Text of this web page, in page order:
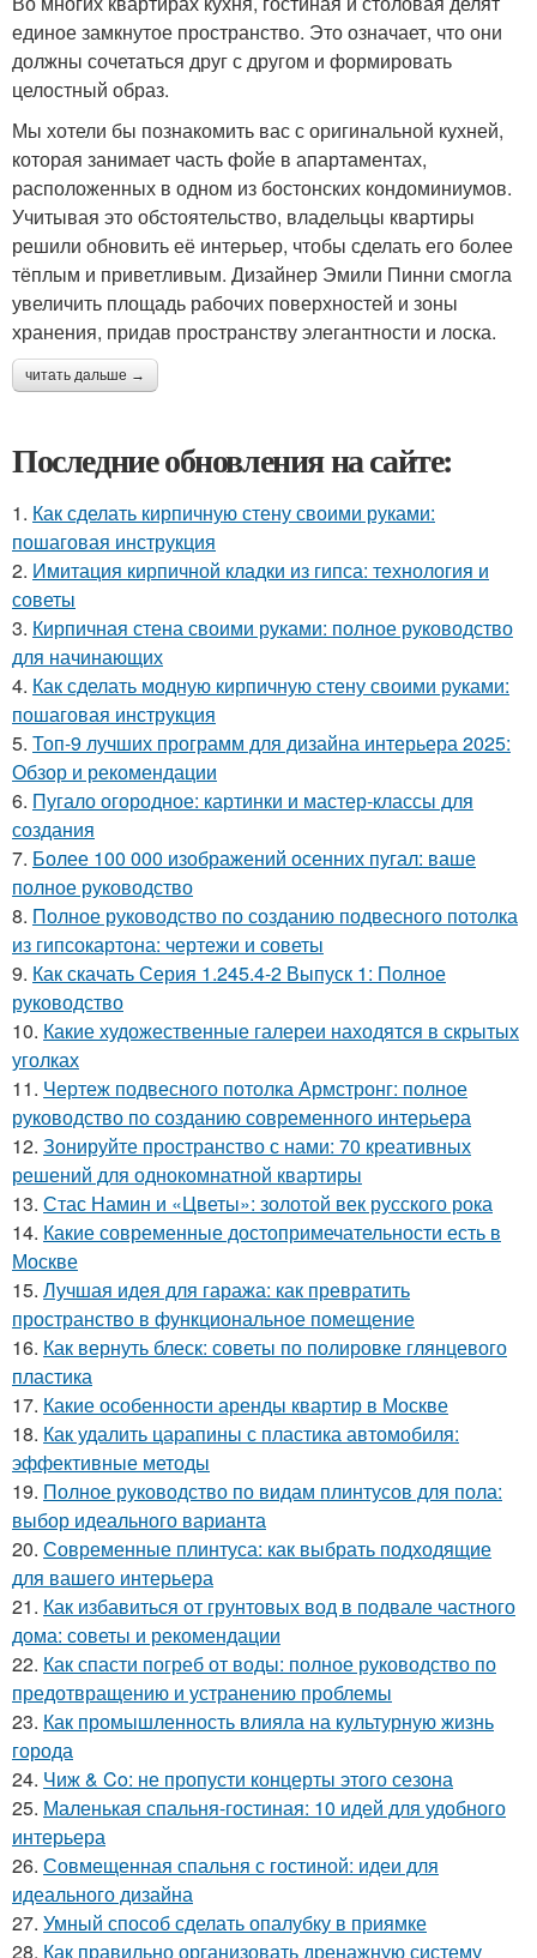
единое замкнутое пространство. Это означает, что они
должны сочетаться друг с другом и формировать
целостный образ.
Мы хотели бы познакомить вас с оригинальной кухней,
которая занимает часть фойе в апартаментах,
расположенных в одном из бостонских кондоминиумов.
Учитывая это обстоятельство, владельцы квартиры
решили обновить её интерьер, чтобы сделать его более
тёплым и приветливым. Дизайнер Эмили Пинни смогла
увеличить площадь рабочих поверхностей и зоны
хранения, придав пространству элегантности и лоска.
читать дальше →
Последние обновления на сайте:
1. Как сделать кирпичную стену своими руками:
пошаговая инструкция
2. Имитация кирпичной кладки из гипса: технология и
советы
3. Кирпичная стена своими руками: полное руководство
для начинающих
4. Как сделать модную кирпичную стену своими руками:
пошаговая инструкция
5. Топ-9 лучших программ для дизайна интерьера 2025:
Обзор и рекомендации
6. Пугало огородное: картинки и мастер-классы для
создания
7. Более 100 000 изображений осенних пугал: ваше
полное руководство
8. Полное руководство по созданию подвесного потолка
из гипсокартона: чертежи и советы
9. Как скачать Серия 1.245.4-2 Выпуск 1: Полное
руководство
10. Какие художественные галереи находятся в скрытых
уголках
11. Чертеж подвесного потолка Армстронг: полное
руководство по созданию современного интерьера
12. Зонируйте пространство с нами: 70 креативных
решений для однокомнатной квартиры
13. Стас Намин и «Цветы»: золотой век русского рока
14. Какие современные достопримечательности есть в
Москве
15. Лучшая идея для гаража: как превратить
пространство в функциональное помещение
16. Как вернуть блеск: советы по полировке глянцевого
пластика
17. Какие особенности аренды квартир в Москве
18. Как удалить царапины с пластика автомобиля:
эффективные методы
19. Полное руководство по видам плинтусов для пола:
выбор идеального варианта
20. Современные плинтуса: как выбрать подходящие
для вашего интерьера
21. Как избавиться от грунтовых вод в подвале частного
дома: советы и рекомендации
22. Как спасти погреб от воды: полное руководство по
предотвращению и устранению проблемы
23. Как промышленность влияла на культурную жизнь
города
24. Чиж & Co: не пропусти концерты этого сезона
25. Маленькая спальня-гостиная: 10 идей для удобного
интерьера
26. Совмещенная спальня с гостиной: идеи для
идеального дизайна
27. Умный способ сделать опалубку в приямке
28. Как правильно организовать дренажную систему